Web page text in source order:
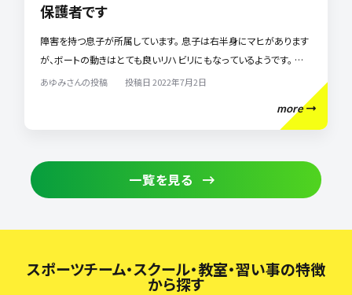
保護者です
障害を持つ息子が所属しています。 息子は右半身にマヒがあります
が、ボートの動きはとても良いリハビリにもなっているようです。 ボ
ートを始めてから、筋力が付いてきたので、緊張すると出ていた震え
あゆみさんの投稿 投稿日 2022年7月2日
more
一覧を見る
スポーツチーム・スクール・教室・習い事の特徴
から探す